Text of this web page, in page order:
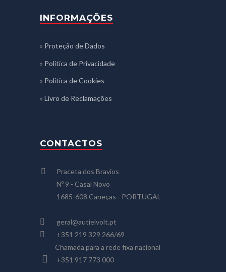
INFORMAÇÕES
» Proteção de Dados
» Política de Privacidade
» Política de Cookies
» Livro de Reclamações
CONTACTOS
Praceta dos Bravios
Nº 9 - Casal Novo
1685-608 Caneças - PORTUGAL
geral@autielvolt.pt
+351 219 329 266/69
Chamada para a rede fixa nacional
+351 917 773 000